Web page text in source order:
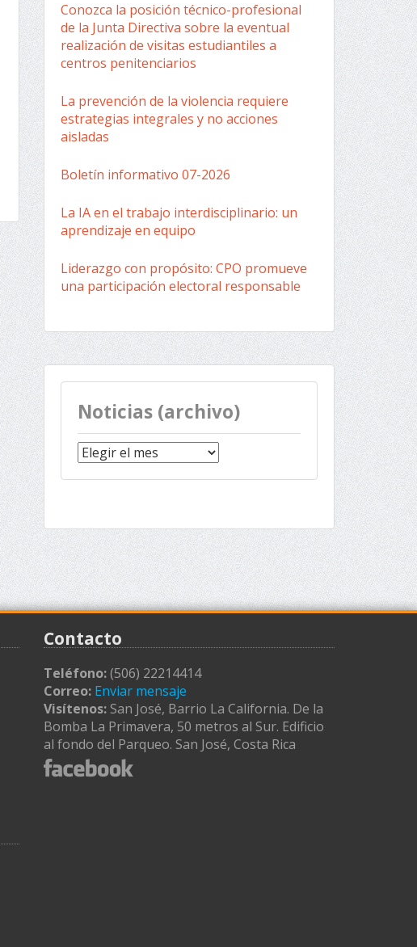
Conozca la posición técnico-profesional
de la Junta Directiva sobre la eventual
realización de visitas estudiantiles a
centros penitenciarios
La prevención de la violencia requiere
estrategias integrales y no acciones
aisladas
Boletín informativo 07-2026
La IA en el trabajo interdisciplinario: un
aprendizaje en equipo
Liderazgo con propósito: CPO promueve
una participación electoral responsable
Noticias (archivo)
Noticias
(archivo)
Contacto
Teléfono:(506) 22214414
Correo: Enviar mensaje
Visítenos: San José, Barrio La California. De la
Bomba La Primavera, 50 metros al Sur. Edificio
al fondo del Parqueo. San José, Costa Rica